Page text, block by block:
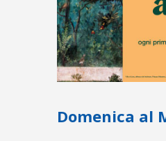
Domenica al